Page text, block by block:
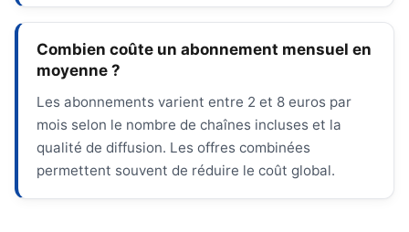
Combien coûte un abonnement mensuel en
moyenne ?
Les abonnements varient entre 2 et 8 euros par
mois selon le nombre de chaînes incluses et la
qualité de diffusion. Les offres combinées
permettent souvent de réduire le coût global.